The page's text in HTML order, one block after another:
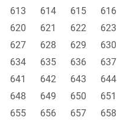
613 614 615 616
620 621 622 623
627 628 629 630
634 635 636 637
641 642 643 644
648 649 650 651
655 656 657 658